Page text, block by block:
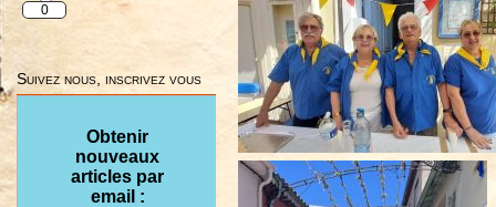
0
Suivez nous, inscrivez vous
Obtenir
nouveaux
articles par
email :